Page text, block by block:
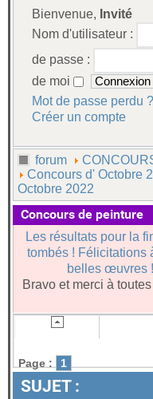
Bienvenue, Invité
Nom d'utilisateur :
de passe :
de moi
Mot de passe perdu ?
Créer un compte
forum
Concours d' Octobre
Octobre 2022
Concours de peinture
Les résultats pour la
tombés ! Félicitations
belles œuvres
Bravo et merci à
Page : 1
SUJET :